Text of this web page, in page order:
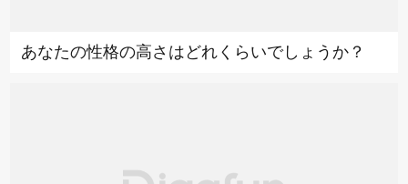
あなたの性格の高さはどれくらいでしょうか？